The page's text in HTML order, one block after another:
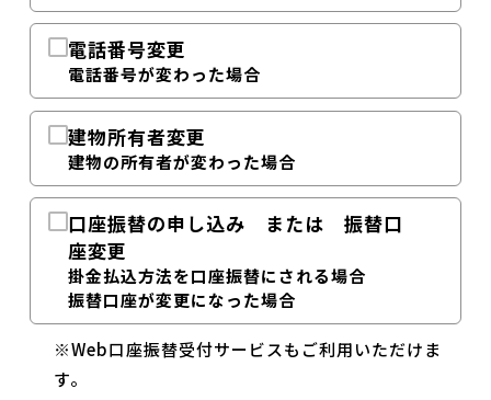
電話番号変更
電話番号が変わった場合
建物所有者変更
建物の所有者が変わった場合
口座振替の申し込み または 振替口
座変更
掛金払込方法を口座振替にされる場合
振替口座が変更になった場合
※Web口座振替受付サービスもご利用いただけま
す。